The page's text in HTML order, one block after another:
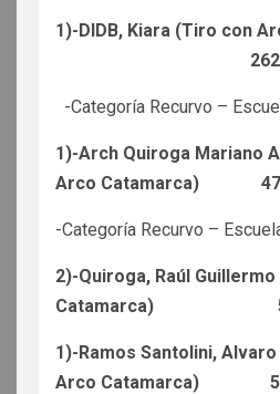
1)-DIDB, Kiara (Tiro con
262
-Categoría Recurvo –
1)-Arch Quiroga Mariano
Arco Catamarca) 473
-Categoría Recurvo –
2)-Quiroga, Raúl
Catamarca) 520
1)-Ramos Santolini,
Arco Catamarca)